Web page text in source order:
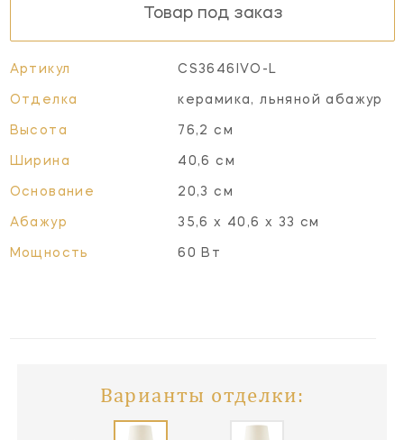
Товар под заказ
Артикул CS3646IVO-L
Отделка керамика, льняной абажур
Высота 76,2 см
Ширина 40,6 см
Основание 20,3 см
Абажур 35,6 х 40,6 х 33 см
Мощность 60 Вт
Варианты отделки: